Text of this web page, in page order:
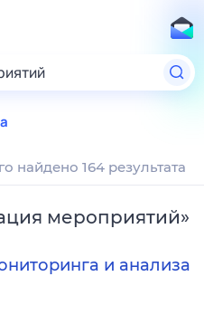
найдено 164 результата
мероприятий»
и анализа